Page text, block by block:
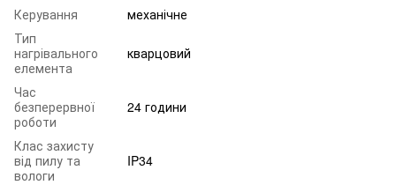
Керування
механічне
Тип
нагрівального
елемента
кварцовий
Час
безперервної
роботи
24 години
Клас захисту
від пилу та
вологи
IP34